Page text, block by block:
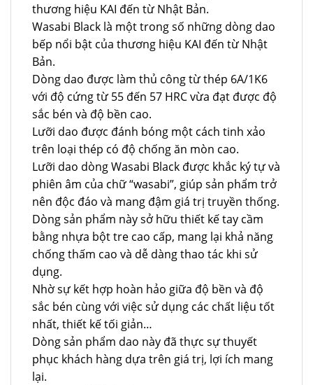
thương hiệu KAI đến từ Nhật Bản.
Wasabi Black là một trong số những dòng dao
bếp nổi bật của thương hiệu KAI đến từ Nhật
Bản.
Dòng dao được làm thủ công từ thép 6A/1K6
với độ cứng từ 55 đến 57 HRC vừa đạt được độ
sắc bén và độ bền cao.
Lưỡi dao được đánh bóng một cách tinh xảo
trên loại thép có độ chống ăn mòn cao.
Lưỡi dao dòng Wasabi Black được khắc ký tự và
phiên âm của chữ “wasabi”, giúp sản phẩm trở
nên độc đáo và mang đậm giá trị truyền thống.
Dòng sản phẩm này sở hữu thiết kế tay cầm
bằng nhựa bột tre cao cấp, mang lại khả năng
chống thấm cao và dễ dàng thao tác khi sử
dụng.
Nhờ sự kết hợp hoàn hảo giữa độ bền và độ
sắc bén cùng với việc sử dụng các chất liệu tốt
nhất, thiết kế tối giản…
Dòng sản phẩm dao này đã thực sự thuyết
phục khách hàng dựa trên giá trị, lợi ích mang
lại.